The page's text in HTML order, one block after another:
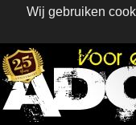
Wij gebruiken